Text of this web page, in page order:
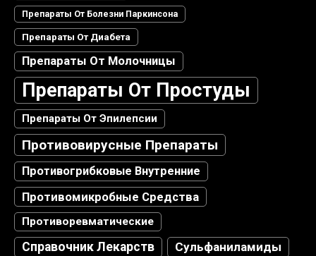
Препараты От Болезни Паркинсона
Препараты От Диабета
Препараты От Молочницы
Препараты От Простуды
Препараты От Эпилепсии
Противовирусные Препараты
Противогрибковые Внутренние
Противомикробные Средства
Противоревматические
Справочник Лекарств Сульфаниламиды